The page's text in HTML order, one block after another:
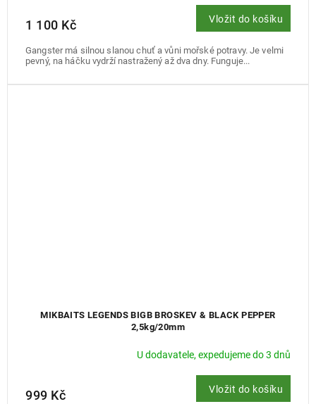
1 100 Kč Vložit do košíku
Gangster má silnou slanou chuť a vůni mořské potravy. Je velmi
pevný, na háčku vydrží nastražený až dva dny. Funguje...
MIKBAITS LEGENDS BIGB BROSKEV & BLACK PEPPER
2,5kg/20mm
U dodavatele, expedujeme do 3 dnů
999 Kč Vložit do košíku